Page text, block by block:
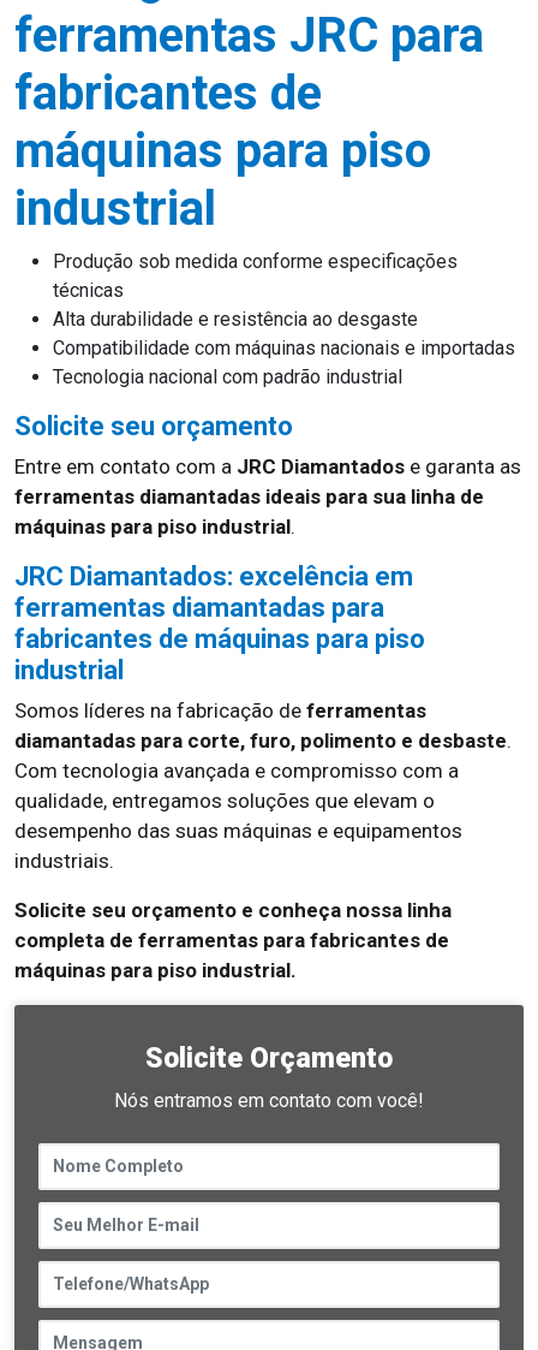
ferramentas JRC para
fabricantes de
máquinas para piso
industrial
Produção sob medida conforme especificações
técnicas
Alta durabilidade e resistência ao desgaste
Compatibilidade com máquinas nacionais e importadas
Tecnologia nacional com padrão industrial
Solicite seu orçamento
Entre em contato com a JRC Diamantados e garanta as
ferramentas diamantadas ideais para sua linha de
máquinas para piso industrial.
JRC Diamantados: excelência em
ferramentas diamantadas para
fabricantes de máquinas para piso
industrial
Somos líderes na fabricação de ferramentas
diamantadas para corte, furo, polimento e desbaste.
Com tecnologia avançada e compromisso com a
qualidade, entregamos soluções que elevam o
desempenho das suas máquinas e equipamentos
industriais.
Solicite seu orçamento e conheça nossa linha
completa de ferramentas para fabricantes de
máquinas para piso industrial.
Solicite Orçamento
Nós entramos em contato com você!